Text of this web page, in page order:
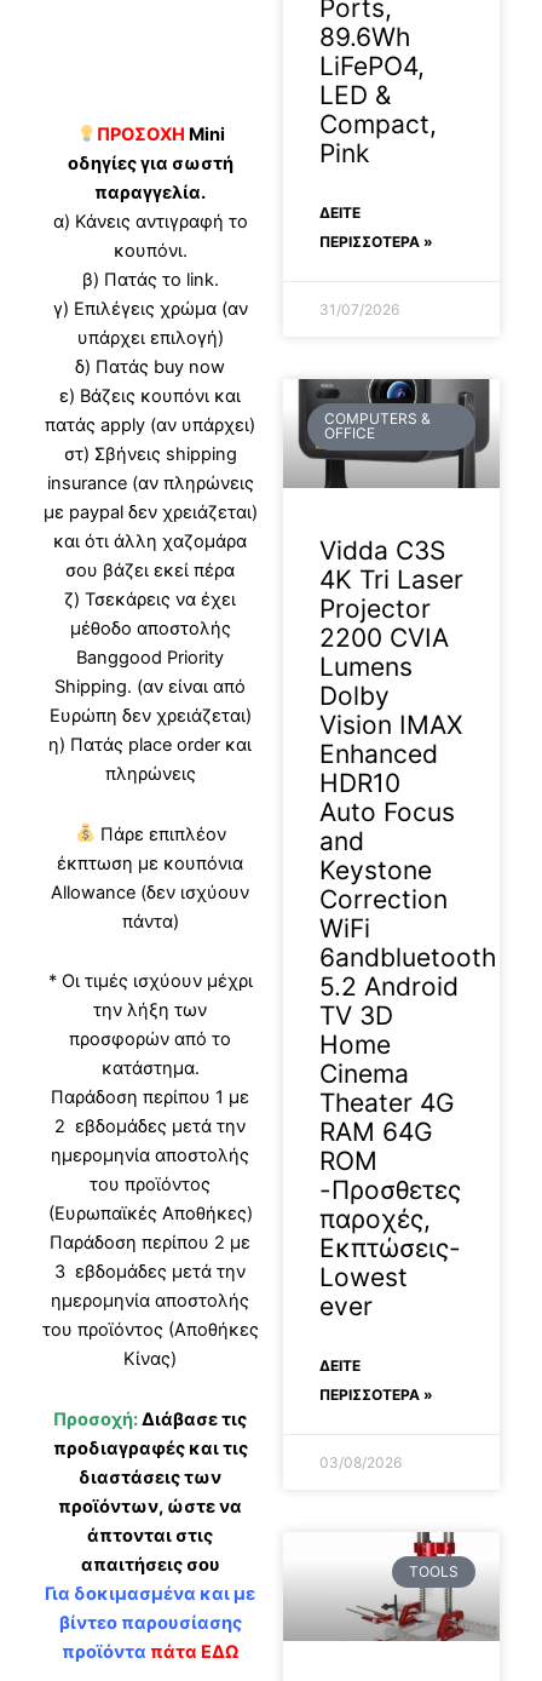
ΠΡΟΣΟΧΗ Mini
οδηγίες για σωστή
παραγγελία.
α) Κάνεις αντιγραφή το
κουπόνι.
β) Πατάς το link.
γ) Επιλέγεις χρώμα (αν
υπάρχει επιλογή)
δ) Πατάς buy now
ε) Βάζεις κουπόνι και
πατάς apply (αν υπάρχει)
στ) Σβήνεις shipping
insurance (αν πληρώνεις
με paypal δεν χρειάζεται)
και ότι άλλη χαζομάρα
σου βάζει εκεί πέρα
ζ) Τσεκάρεις να έχει
μέθοδο αποστολής
Banggood Priority
Shipping. (αν είναι από
Ευρώπη δεν χρειάζεται)
η) Πατάς place order και
πληρώνεις
Πάρε επιπλέον
έκπτωση με κουπόνια
Allowance (δεν ισχύουν
πάντα)
* Οι τιμές ισχύουν μέχρι
την λήξη των
προσφορών από το
κατάστημα.
Παράδοση περίπου 1 με
2 εβδομάδες μετά την
ημερομηνία αποστολής
του προϊόντος
(Ευρωπαϊκές Αποθήκες)
Παράδοση περίπου 2 με
3 εβδομάδες μετά την
ημερομηνία αποστολής
του προϊόντος (Αποθήκες
Κίνας)
Προσοχή:Διάβασε τις
προδιαγραφές και τις
διαστάσεις των
προϊόντων, ώστε να
άπτονται στις
απαιτήσεις σου
Για δοκιμασμένα και με
βίντεο παρουσίασης
προϊόντα πάτα ΕΔΩ
Ports,
89.6Wh
LiFePO4,
LED &
Compact,
Pink
ΔΕΊΤΕ
ΠΕΡΙΣΣΟΤΕΡΑ »
31/07/2026
COMPUTERS &
OFFICE
Vidda C3S
4K Tri Laser
Projector
2200 CVIA
Lumens
Dolby
Vision IMAX
Enhanced
HDR10
Auto Focus
and
Keystone
Correction
WiFi
6andbluetooth
5.2 Android
TV 3D
Home
Cinema
Theater 4G
RAM 64G
ROM
-Προσθετες
παροχές,
Εκπτώσεις-
Lowest
ever
ΔΕΊΤΕ
ΠΕΡΙΣΣΟΤΕΡΑ »
03/08/2026
TOOLS